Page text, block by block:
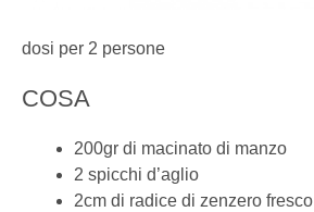
dosi per 2 persone
COSA
200gr di macinato di manzo
2 spicchi d’aglio
2cm di radice di zenzero fresco